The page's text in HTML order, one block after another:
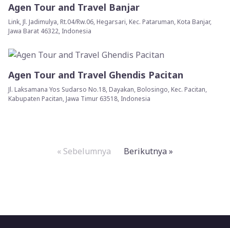
Agen Tour and Travel Banjar
Link, Jl. Jadimulya, Rt.04/Rw.06, Hegarsari, Kec. Pataruman, Kota Banjar,
Jawa Barat 46322, Indonesia
Agen Tour and Travel Ghendis Pacitan
Jl. Laksamana Yos Sudarso No.18, Dayakan, Bolosingo, Kec. Pacitan,
Kabupaten Pacitan, Jawa Timur 63518, Indonesia
« Sebelumnya Berikutnya »